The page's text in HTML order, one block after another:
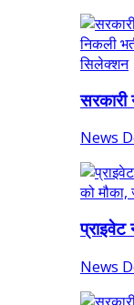
सरकारी
News
News